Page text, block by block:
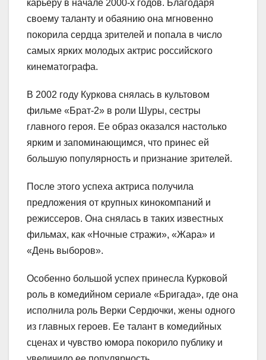
карьеру в начале 2000-х годов. Благодаря
своему таланту и обаянию она мгновенно
покорила сердца зрителей и попала в число
самых ярких молодых актрис российского
кинематографа.
В 2002 году Куркова снялась в культовом
фильме «Брат-2» в роли Шуры, сестры
главного героя. Ее образ оказался настолько
ярким и запоминающимся, что принес ей
большую популярность и признание зрителей.
После этого успеха актриса получила
предложения от крупных кинокомпаний и
режиссеров. Она снялась в таких известных
фильмах, как «Ночные стражи», «Жара» и
«День выборов».
Особенно большой успех принесла Курковой
роль в комедийном сериале «Бригада», где она
исполнила роль Верки Сердючки, жены одного
из главных героев. Ее талант в комедийных
сценах и чувство юмора покорило публику и